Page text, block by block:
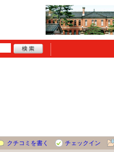
クチコミを書く
チェックイン